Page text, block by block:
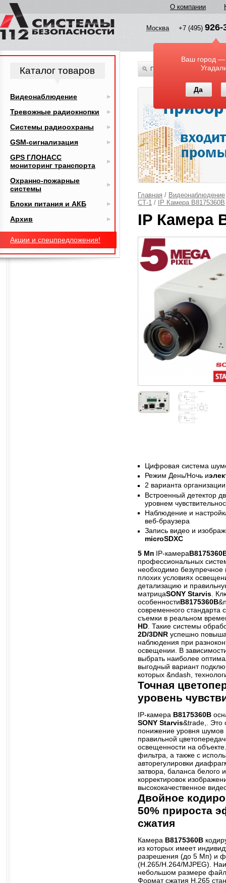
О компании
Москва +7 (495) 926-
Ваш город —
Да
По всему каталогу
Главная / Видеонаблюдение
СТ-1 / IP Камера B8175360B
IP Камера
Цифровая система
Режим День/Ночь и
2 варианта
Встроенный детектор
уровнем
Наблюдение и
веб-браузера
Запись видео и
microSDXC
5 Мп IP-камера
профессиональных
необходимо безупречное
плохих условиях
детализацию и
матрицаSONY Starvis .
особенностиB8175360B
современного стандарта
съемки в реальном
HD . Такие системы
2D/3DNR успешно
наблюдения при
освещении. В
выбрать наиболее
выгодный вариант
которых &ndash,
Точная
уровень
IP-камера B8175360B
SONY Starvis&trade,. Это
понижение уровня шумов
правильной
освещенности на
фильтра, а также с
авторегулировки
затвора, баланса белого
корректировок
высококачественное
Двойное
50% прироста
сжатия
Камера B8175360B
из которых имеет
разрешения (до 5 Мп) и
(H.265/H.264/MJPEG).
небольшом размере
Формат сжатия H.265
Каталог товаров
Видеонаблюдение
Тревожные радиокнопки
Системы радиоохраны
GSM-сигнализация
GPS ГЛОНАСС
мониторинг транспорта
Охранно-пожарные
системы
Блоки питания и АКБ
Архив
Акции и спецпредложения!